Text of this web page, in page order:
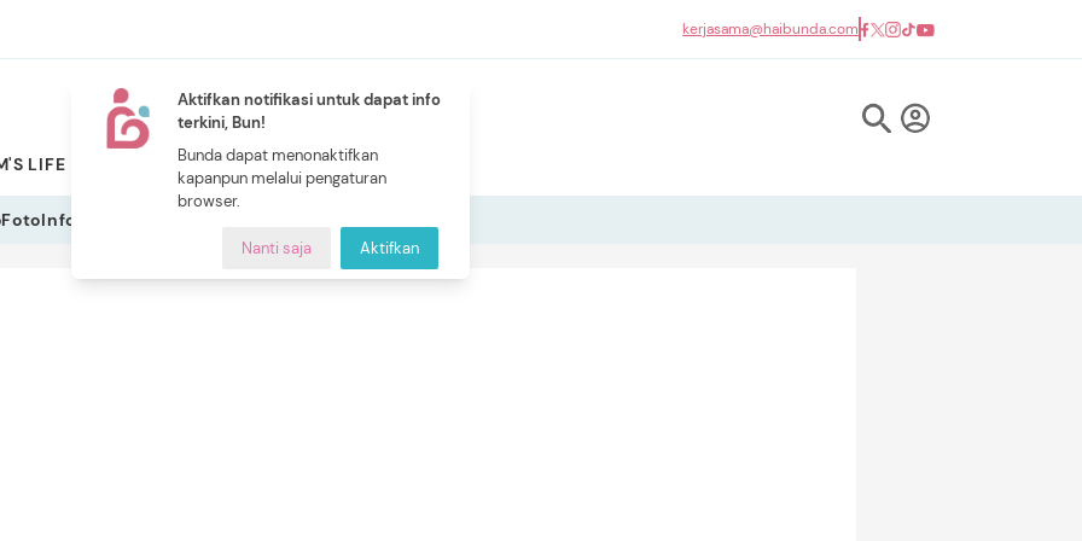
Aktifkan notifikasi untuk dapat info
terkini, Bun!
Bunda dapat menonaktifkan
kapanpun melalui pengaturan
browser.
Nanti saja Aktifkan
kerjasama@haibunda.com
LIFE PILIHAN BUNDA
NEW
CERITA BUNDA
FotoInfografis